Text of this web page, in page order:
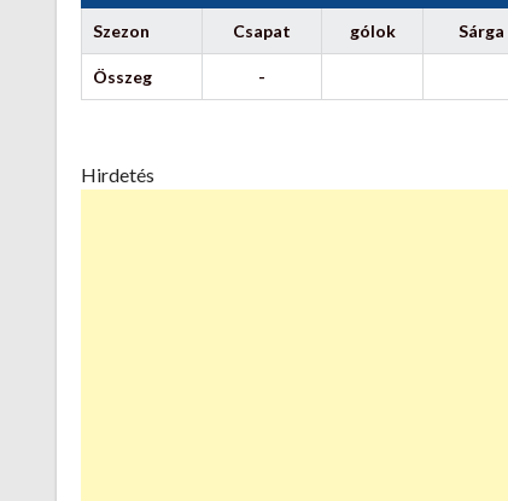
Szezon Csapat gólok Sárga
Összeg -
Hirdetés